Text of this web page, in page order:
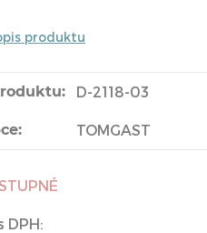
produktu
D-2118-03
TOMGAST
DPH: